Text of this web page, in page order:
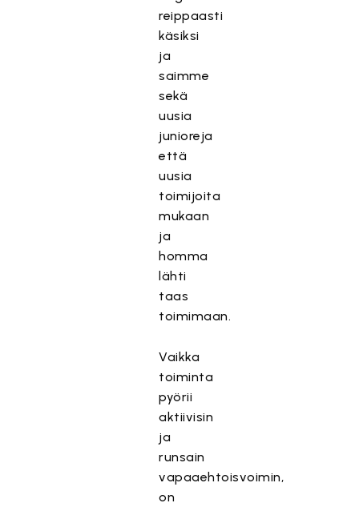
reippaasti
käsiksi
ja
saimme
sekä
uusia
junioreja
että
uusia
toimijoita
mukaan
ja
homma
lähti
taas
toimimaan.
Vaikka
toiminta
pyörii
aktiivisin
ja
runsain
vapaaehtoisvoimin,
on